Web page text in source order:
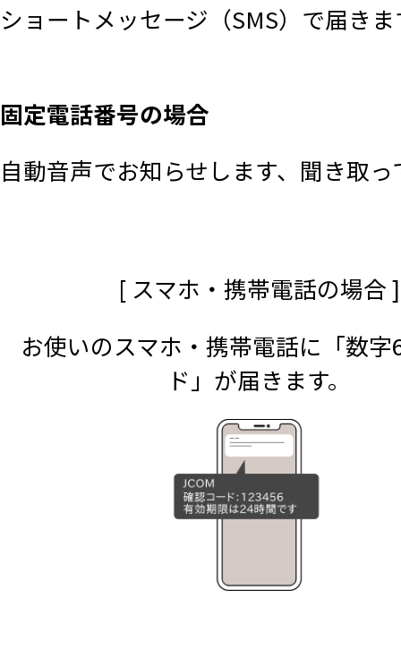
ショートメッセージ（SMS）で届き
固定電話番号の場合
自動音声でお知らせします、聞き取
[ スマホ・携帯電話の場合 ]
お使いのスマホ・携帯電話に「数
ド」が届きます。